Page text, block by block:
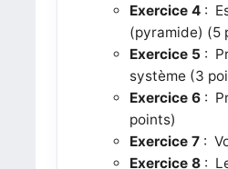
Exercice 4:
(pyramide) (5
Exercice 5 :
système (3
Exercice 6 :
points)
Exercice 7:
Exercice 8: